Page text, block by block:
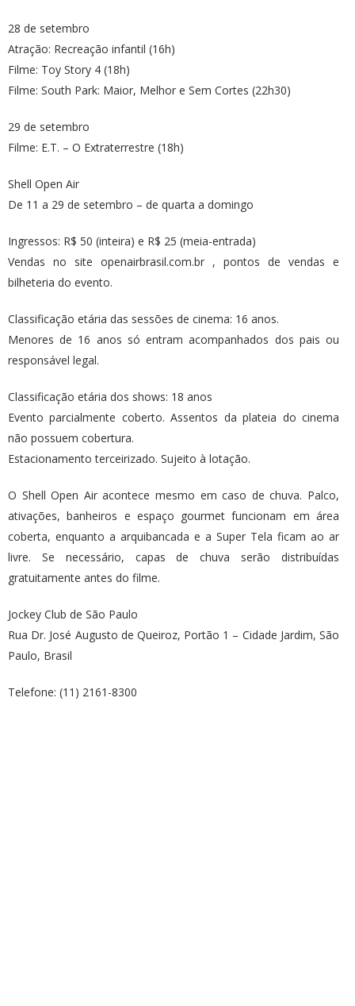
28 de setembro
Atração: Recreação infantil (16h)
Filme: Toy Story 4 (18h)
Filme: South Park: Maior, Melhor e Sem Cortes (22h30)
29 de setembro
Filme: E.T. – O Extraterrestre (18h)
Shell Open Air
De 11 a 29 de setembro – de quarta a domingo
Ingressos: R$ 50 (inteira) e R$ 25 (meia-entrada)
Vendas no site openairbrasil.com.br , pontos de vendas e
bilheteria do evento.
Classificação etária das sessões de cinema: 16 anos.
Menores de 16 anos só entram acompanhados dos pais ou
responsável legal.
Classificação etária dos shows: 18 anos
Evento parcialmente coberto. Assentos da plateia do cinema
não possuem cobertura.
Estacionamento terceirizado. Sujeito à lotação.
O Shell Open Air acontece mesmo em caso de chuva. Palco,
ativações, banheiros e espaço gourmet funcionam em área
coberta, enquanto a arquibancada e a Super Tela ficam ao ar
livre. Se necessário, capas de chuva serão distribuídas
gratuitamente antes do filme.
Jockey Club de São Paulo
Rua Dr. José Augusto de Queiroz, Portão 1 – Cidade Jardim, São
Paulo, Brasil
Telefone: (11) 2161-8300